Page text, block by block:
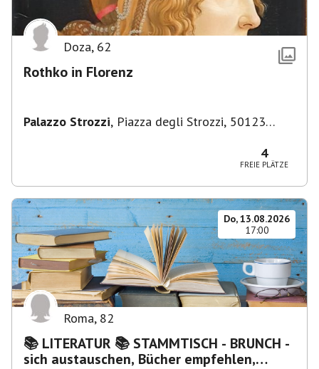
Doza, 62
Rothko in Florenz
Palazzo Strozzi, Piazza degli Strozzi, 50123
4
FREIE PLÄTZE
Do, 13.08.2026
17:00
Roma, 82
📚 LITERATUR 📚 STAMMTISCH - BRUNCH -
sich austauschen, Bücher empfehlen,